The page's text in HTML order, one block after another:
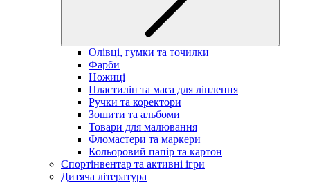
Олівці, гумки та точилки
Фарби
Ножиці
Пластилін та маса для ліплення
Ручки та коректори
Зошити та альбоми
Товари для малювання
Фломастери та маркери
Кольоровий папір та картон
Спортінвентар та активні ігри
Дитяча література